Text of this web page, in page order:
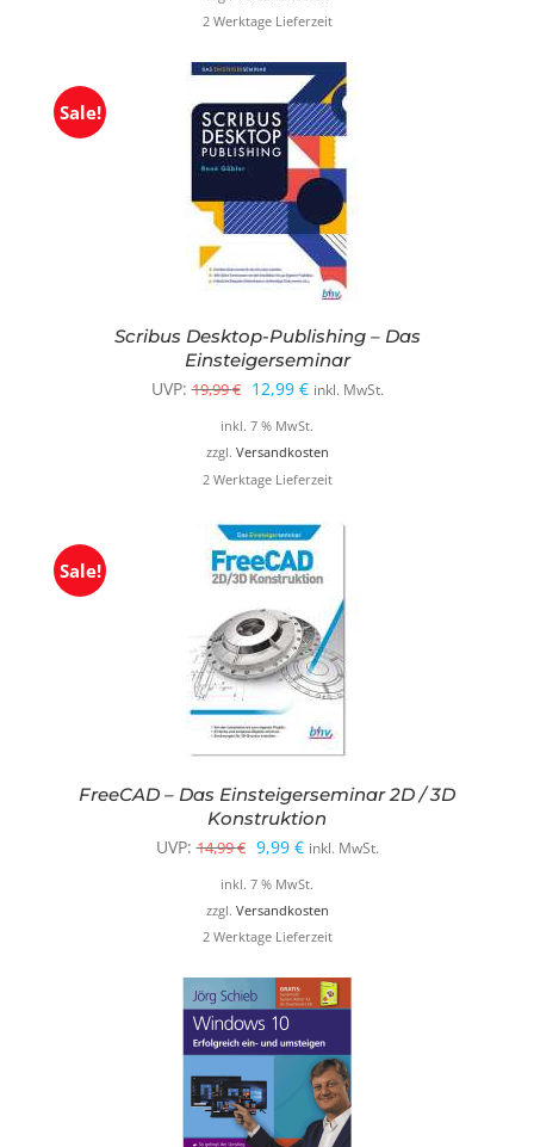
2 Werktage Lieferzeit
Sale!
Scribus Desktop-Publishing – Das
Einsteigerseminar
UVP: 19,99€ Ursprünglicher
Preis
war:
19,99 €
12,99 €Aktueller
Preis
ist:
12,99 €.
inkl. MwSt.
inkl. 7 % MwSt.
zzgl. Versandkosten
2 Werktage Lieferzeit
Sale!
FreeCAD – Das Einsteigerseminar 2D / 3D
Konstruktion
UVP: 14,99€ Ursprünglicher
Preis
war:
14,99 €
9,99 €Aktueller
Preis
ist:
9,99 €.
inkl. MwSt.
inkl. 7 % MwSt.
zzgl. Versandkosten
2 Werktage Lieferzeit